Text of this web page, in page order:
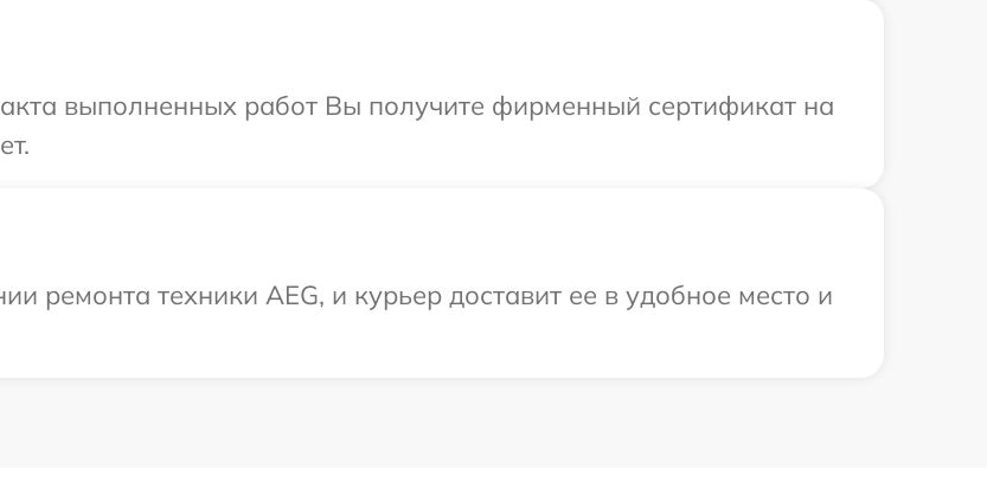
выполненных работ Вы получите фирменный сертификат на
ремонта техники AEG, и курьер доставит ее в удобное место и